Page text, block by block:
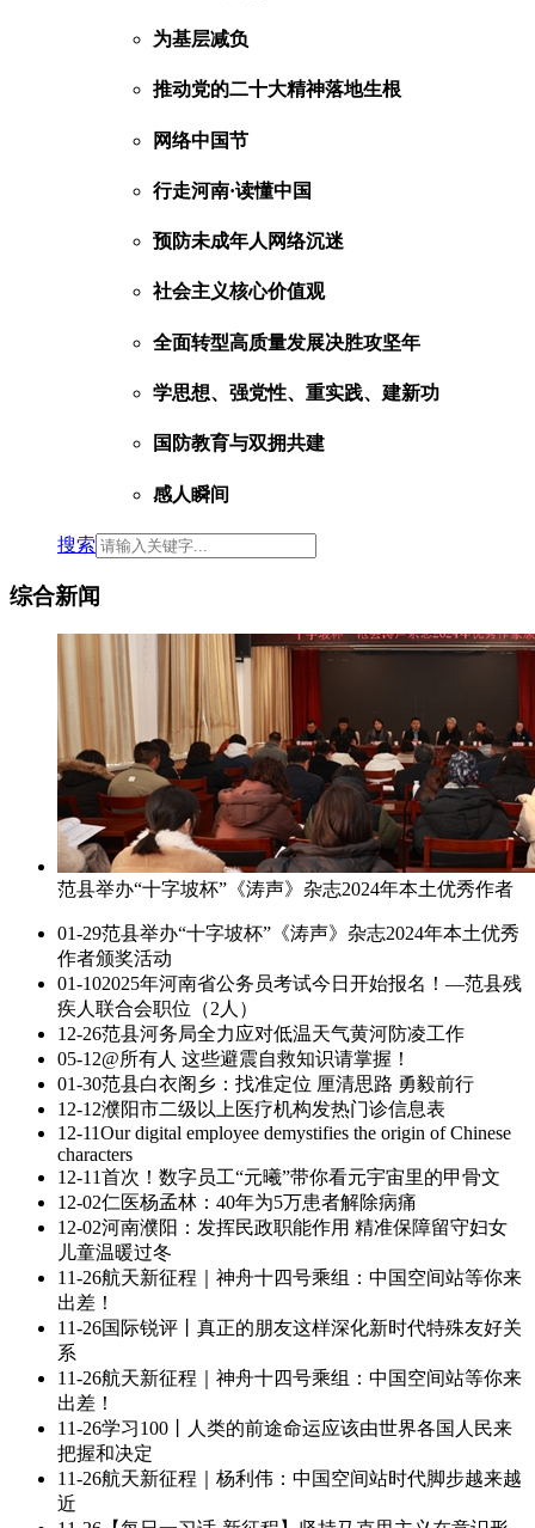
为基层减负
推动党的二十大精神落地生根
网络中国节
行走河南·读懂中国
预防未成年人网络沉迷
社会主义核心价值观
全面转型高质量发展决胜攻坚年
学思想、强党性、重实践、建新功
国防教育与双拥共建
感人瞬间
搜索
综合新闻
范县举办“十字坡杯”《涛声》杂志2024年本土优秀作者
01-29范县举办“十字坡杯”《涛声》杂志2024年本土优秀
作者颁奖活动
01-102025年河南省公务员考试今日开始报名！—范县残
疾人联合会职位（2人）
12-26范县河务局全力应对低温天气黄河防凌工作
05-12@所有人 这些避震自救知识请掌握！
01-30范县白衣阁乡：找准定位 厘清思路 勇毅前行
12-12濮阳市二级以上医疗机构发热门诊信息表
12-11Our digital employee demystifies the origin of Chinese
characters
12-11首次！数字员工“元曦”带你看元宇宙里的甲骨文
12-02仁医杨孟林：40年为5万患者解除病痛
12-02河南濮阳：发挥民政职能作用 精准保障留守妇女
儿童温暖过冬
11-26航天新征程｜神舟十四号乘组：中国空间站等你来
出差！
11-26国际锐评丨真正的朋友这样深化新时代特殊友好关
系
11-26航天新征程｜神舟十四号乘组：中国空间站等你来
出差！
11-26学习100丨人类的前途命运应该由世界各国人民来
把握和决定
11-26航天新征程｜杨利伟：中国空间站时代脚步越来越
近